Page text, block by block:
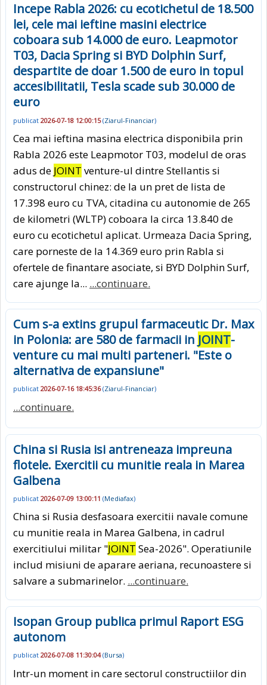
Incepe Rabla 2026: cu ecotichetul de 18.500
lei, cele mai ieftine masini electrice
coboara sub 14.000 de euro. Leapmotor
T03, Dacia Spring si BYD Dolphin Surf,
despartite de doar 1.500 de euro in topul
accesibilitatii, Tesla scade sub 30.000 de
euro
publicat 2026-07-18 12:00:15(Ziarul-Financiar)
Cea mai ieftina masina electrica disponibila prin
Rabla 2026 este Leapmotor T03, modelul de oras
adus de JOINT venture-ul dintre Stellantis si
constructorul chinez: de la un pret de lista de
17.398 euro cu TVA, citadina cu autonomie de 265
de kilometri (WLTP) coboara la circa 13.840 de
euro cu ecotichetul aplicat. Urmeaza Dacia Spring,
care porneste de la 14.369 euro prin Rabla si
ofertele de finantare asociate, si BYD Dolphin Surf,
care ajunge la... ...continuare.
Cum s-a extins grupul farmaceutic Dr. Max
in Polonia: are 580 de farmacii in JOINT-
venture cu mai multi parteneri. "Este o
alternativa de expansiune"
publicat 2026-07-16 18:45:36(Ziarul-Financiar)
...continuare.
China si Rusia isi antreneaza impreuna
flotele. Exercitii cu munitie reala in Marea
Galbena
publicat 2026-07-09 13:00:11 (Mediafax)
China si Rusia desfasoara exercitii navale comune
cu munitie reala in Marea Galbena, in cadrul
exercitiului militar "JOINT Sea-2026". Operatiunile
includ misiuni de aparare aeriana, recunoastere si
salvare a submarinelor. ...continuare.
Isopan Group publica primul Raport ESG
autonom
publicat 2026-07-08 11:30:04(Bursa)
Intr-un moment in care sectorul constructiilor din